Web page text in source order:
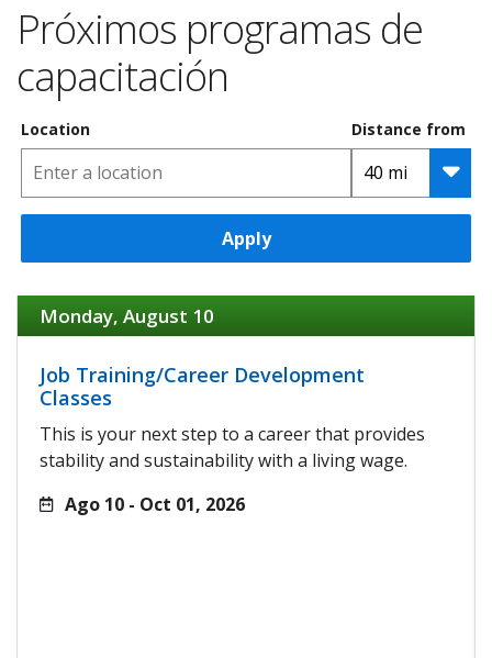
Próximos programas de
capacitación
Location Distance from
Apply
Monday, August 10
Job Training/Career Development
Classes
This is your next step to a career that provides
stability and sustainability with a living wage.
Ago 10 - Oct 01, 2026